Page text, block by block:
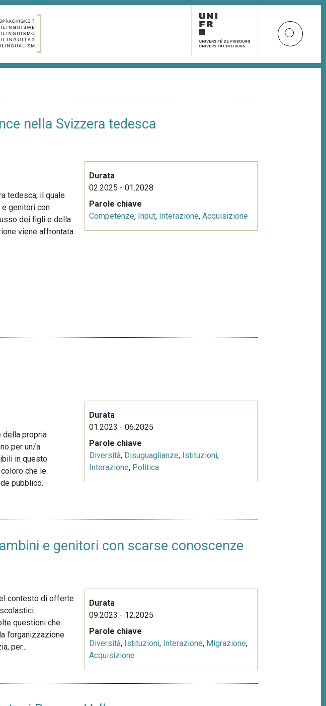
nella Svizzera tedesca
tedesca, il quale
e genitori con
dei figli e della
viene affrontata
Durata
02.2025 - 01.2028
Parole chiave
Competenze, Input, Interazione, Acquisizione
della propria
per un/a
in questo
che le
pubblico.
Durata
01.2023 - 06.2025
Parole chiave
Diversità, Disuguaglianze, Istituzioni,
Interazione, Politica
e genitori con scarse conoscenze
contesto di offerte
questioni che
l’organizzazione
per...
Durata
09.2023 - 12.2025
Parole chiave
Diversità, Istituzioni, Interazione, Migrazione,
Acquisizione